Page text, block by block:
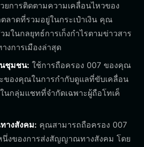
ยการติดตามความเคลื่อนไหวของ
ลาดที่รวมอยู่ในกระเป๋าเงิน คุณ
มในกลยุทธ์การเก็งกำไรตามข่าวสาร
งการเมืองล่าสุด
ชุมชน: ใช้การถือครอง 007 ของคุณ
ของคุณในการกำกับดูแลที่ขับเคลื่อน
กลุ่มแชทที่จำกัดเฉพาะผู้ถือโทเค็
างสังคม: คุณสามารถถือครอง 007
นึ่งของการส่งสัญญาณทางสังคม โดย